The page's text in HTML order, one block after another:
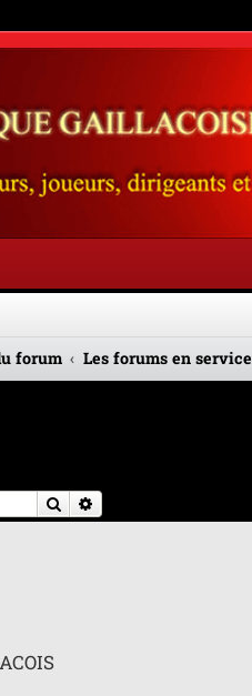
forum Les forums en service
Rechercher